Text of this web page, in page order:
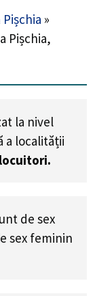
»
Pișchia,
la nivel
a localității
de sex
sex feminin